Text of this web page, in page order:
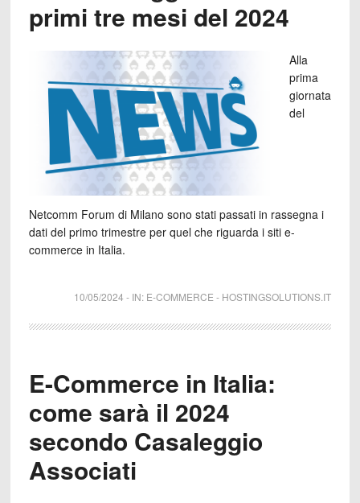
primi tre mesi del 2024
Alla
prima
giornata
del
Netcomm Forum di Milano sono stati passati in rassegna i
dati del primo trimestre per quel che riguarda i siti e-
commerce in Italia.
10/05/2024 - IN: E-COMMERCE - HOSTINGSOLUTIONS.IT
E-Commerce in Italia:
come sarà il 2024
secondo Casaleggio
Associati